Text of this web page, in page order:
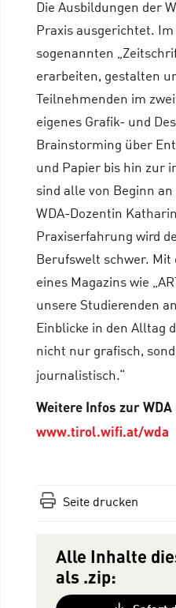
Die Ausbildungen der
Praxis ausgerichtet.
sogenannten
erarbeiten, gestalten
Teilnehmenden im
eigenes Grafik- und
Brainstorming über
und Papier bis hin zur
sind alle von Beginn
WDA-Dozentin
Praxiserfahrung wird
Berufswelt schwer. Mit
eines Magazins wie
unsere Studierenden
Einblicke in den Alltag
nicht nur grafisch,
journalistisch.“
Weitere Infos zur
www.tirol.wifi.at/wda
Seite drucken
Alle Inhalte
als .zip: